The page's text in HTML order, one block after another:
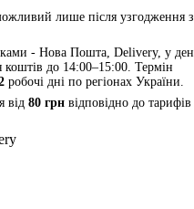
лише після узгодження з
- Нова Пошта, Delivery, у
до 14:00–15:00. Термін
робочі дні по регіонах України.
від 80 грн відповідно до тарифів